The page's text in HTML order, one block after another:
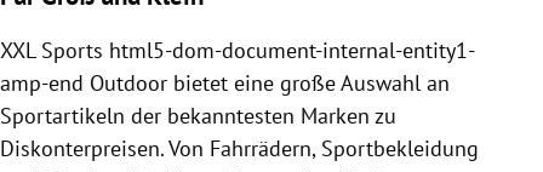
XXL Sports html5-dom-document-internal-entity1-
amp-end Outdoor bietet eine große Auswahl an
Sportartikeln der bekanntesten Marken zu
Diskonterpreisen. Von Fahrrädern, Sportbekleidung